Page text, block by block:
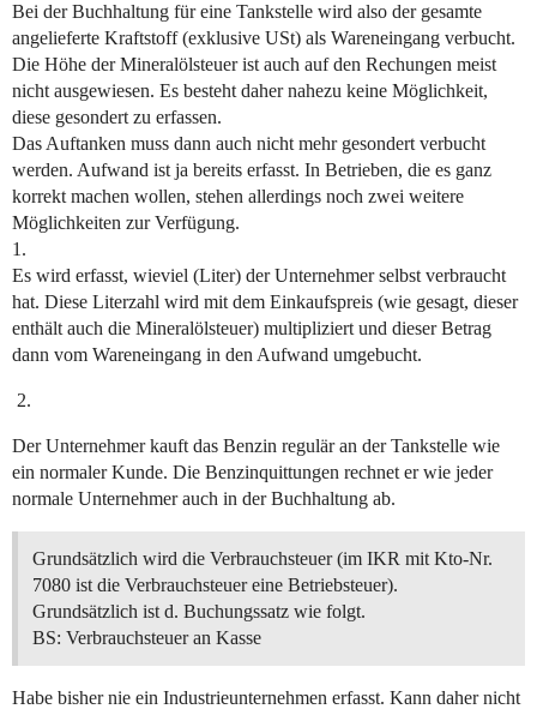
Bei der Buchhaltung für eine Tankstelle wird also der gesamte
angelieferte Kraftstoff (exklusive USt) als Wareneingang verbucht.
Die Höhe der Mineralölsteuer ist auch auf den Rechungen meist
nicht ausgewiesen. Es besteht daher nahezu keine Möglichkeit,
diese gesondert zu erfassen.
Das Auftanken muss dann auch nicht mehr gesondert verbucht
werden. Aufwand ist ja bereits erfasst. In Betrieben, die es ganz
korrekt machen wollen, stehen allerdings noch zwei weitere
Möglichkeiten zur Verfügung.
1.
Es wird erfasst, wieviel (Liter) der Unternehmer selbst verbraucht
hat. Diese Literzahl wird mit dem Einkaufspreis (wie gesagt, dieser
enthält auch die Mineralölsteuer) multipliziert und dieser Betrag
dann vom Wareneingang in den Aufwand umgebucht.
Der Unternehmer kauft das Benzin regulär an der Tankstelle wie
ein normaler Kunde. Die Benzinquittungen rechnet er wie jeder
normale Unternehmer auch in der Buchhaltung ab.
Grundsätzlich wird die Verbrauchsteuer (im IKR mit Kto-Nr.
7080 ist die Verbrauchsteuer eine Betriebsteuer).
Grundsätzlich ist d. Buchungssatz wie folgt.
BS: Verbrauchsteuer an Kasse
Habe bisher nie ein Industrieunternehmen erfasst. Kann daher nicht